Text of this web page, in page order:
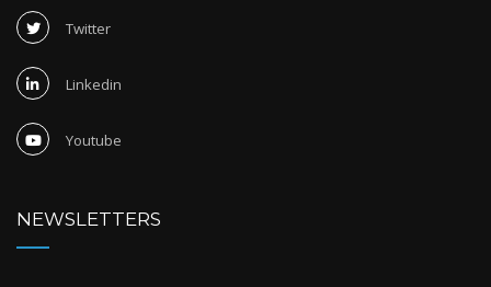
Twitter
Linkedin
Youtube
NEWSLETTERS